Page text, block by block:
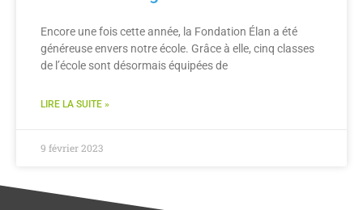
Encore une fois cette année, la Fondation Élan a été
généreuse envers notre école. Grâce à elle, cinq classes
de l’école sont désormais équipées de
LIRE LA SUITE »
9 février 2023